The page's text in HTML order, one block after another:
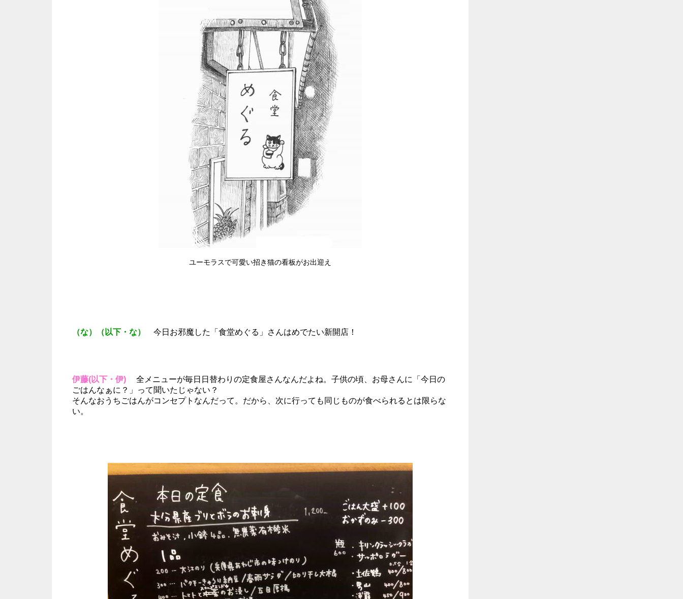
ユーモラスで可愛い招き猫の看板がお出迎え
（な）（以下・な） 今日お邪魔した「食堂めぐる」さんはめでたい新開店！
伊藤(以下・伊) 全メニューが毎日日替わりの定食屋さんなんだよね。子供の頃、お母さんに「今日の
ごはんなぁに？」って聞いたじゃない？
そんなおうちごはんがコンセプトなんだって。だから、次に行っても同じものが食べられるとは限らな
い。